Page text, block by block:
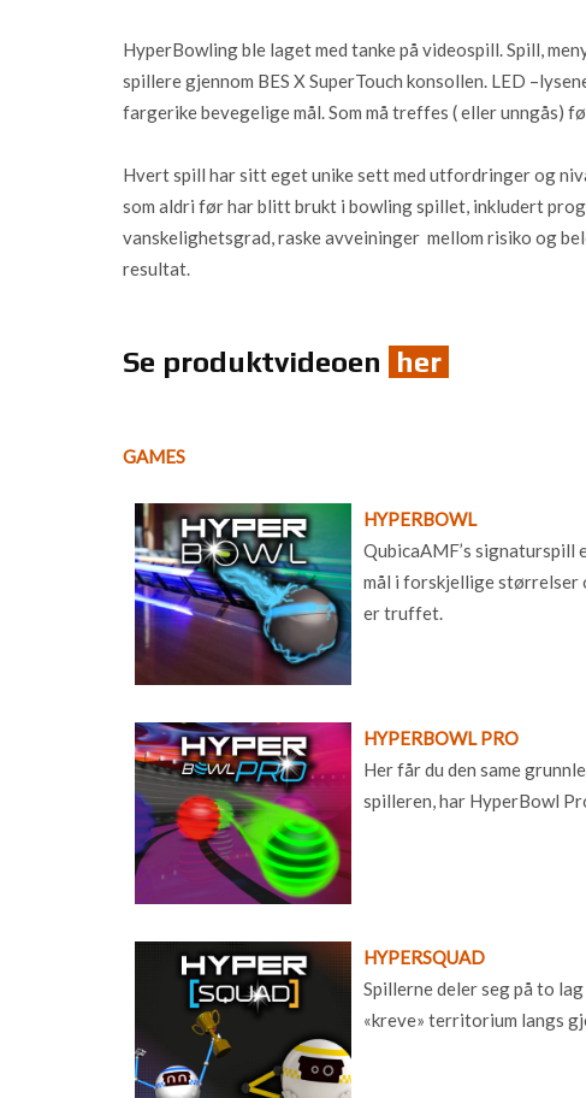
HyperBowling ble laget med tanke på videospill. Spill,
spillere gjennom BES X SuperTouch konsollen. LED
fargerike bevegelige mål. Som må treffes ( eller unngås)
Hvert spill har sitt eget unike sett med utfordringer og
som aldri før har blitt brukt i bowling spillet, inkludert
vanskelighetsgrad, raske avveininger mellom risiko og
resultat.
Se produktvideoen her
GAMES
HYPERBOWL
QubicaAMF’s signaturspill
mål i forskjellige størrelser
er truffet.
HYPERBOWL PRO
Her får du den same
spilleren, har HyperBowl
HYPERSQUAD
Spillerne deler seg på to
«kreve» territorium langs